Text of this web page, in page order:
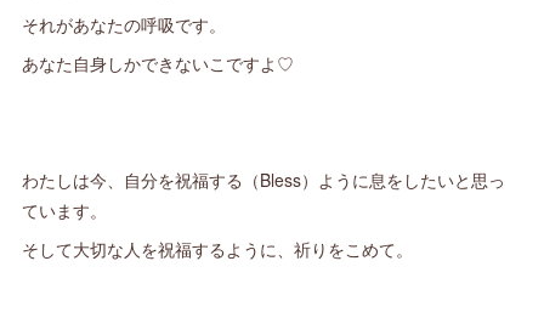
それがあなたの呼吸です。
あなた自身しかできないこですよ♡
わたしは今、自分を祝福する（Bless）ように息をしたいと思っ
ています。
そして大切な人を祝福するように、祈りをこめて。